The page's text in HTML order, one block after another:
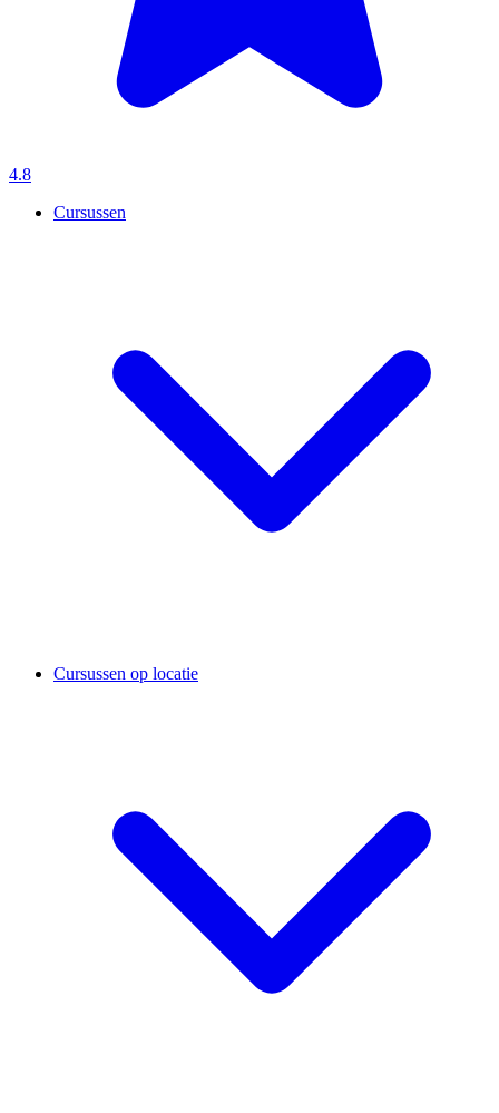
4.8
Cursussen
Cursussen op locatie